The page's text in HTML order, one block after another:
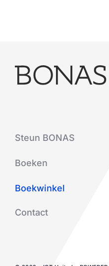
Steun BONAS
Boeken
Boekwinkel
Contact